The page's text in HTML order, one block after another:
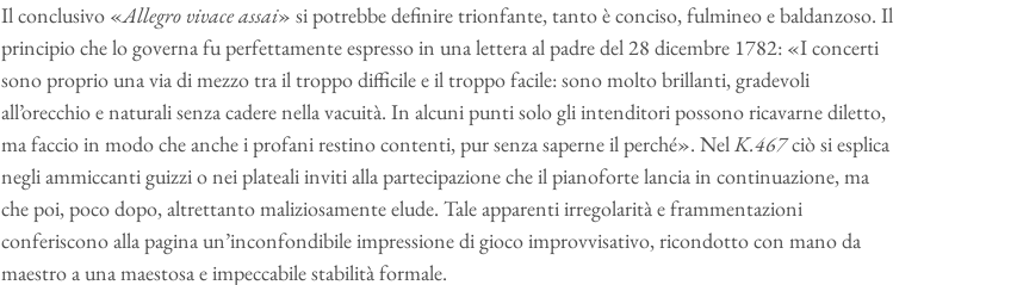
Il conclusivo «Allegro vivace assai» si potrebbe definire trionfante, tanto è conciso, fulmineo e baldanzoso. Il
principio che lo governa fu perfettamente espresso in una lettera al padre del 28 dicembre 1782: «I concerti
sono proprio una via di mezzo tra il troppo difficile e il troppo facile: sono molto brillanti, gradevoli
all’orecchio e naturali senza cadere nella vacuità. In alcuni punti solo gli intenditori possono ricavarne diletto,
ma faccio in modo che anche i profani restino contenti, pur senza saperne il perché». NelK.467ciò si esplica
negli ammiccanti guizzi o nei plateali inviti alla partecipazione che il pianoforte lancia in continuazione, ma
che poi, poco dopo, altrettanto maliziosamente elude. Tale apparenti irregolarità e frammentazioni
conferiscono alla pagina un’inconfondibile impressione di gioco improvvisativo, ricondotto con mano da
maestro a una maestosa e impeccabile stabilità formale.